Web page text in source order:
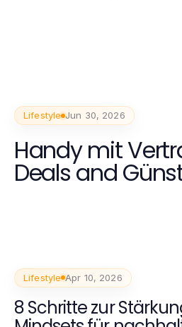
Lifestyle Jun 30, 2026
Handy mit
Deals and
Lifestyle Apr 10, 2026
8 Schritte zur